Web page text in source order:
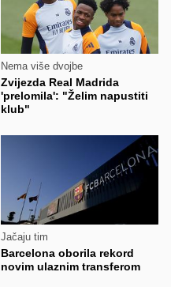
Nema više dvojbe
Zvijezda Real Madrida
'prelomila': "Želim napustiti
klub"
Jačaju tim
Barcelona oborila rekord
novim ulaznim transferom